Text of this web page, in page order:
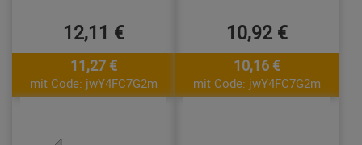
12,11 €
11,27 €
mit Code: jwY4FC7G2m
10,92 €
10,16 €
mit Code: jwY4FC7G2m